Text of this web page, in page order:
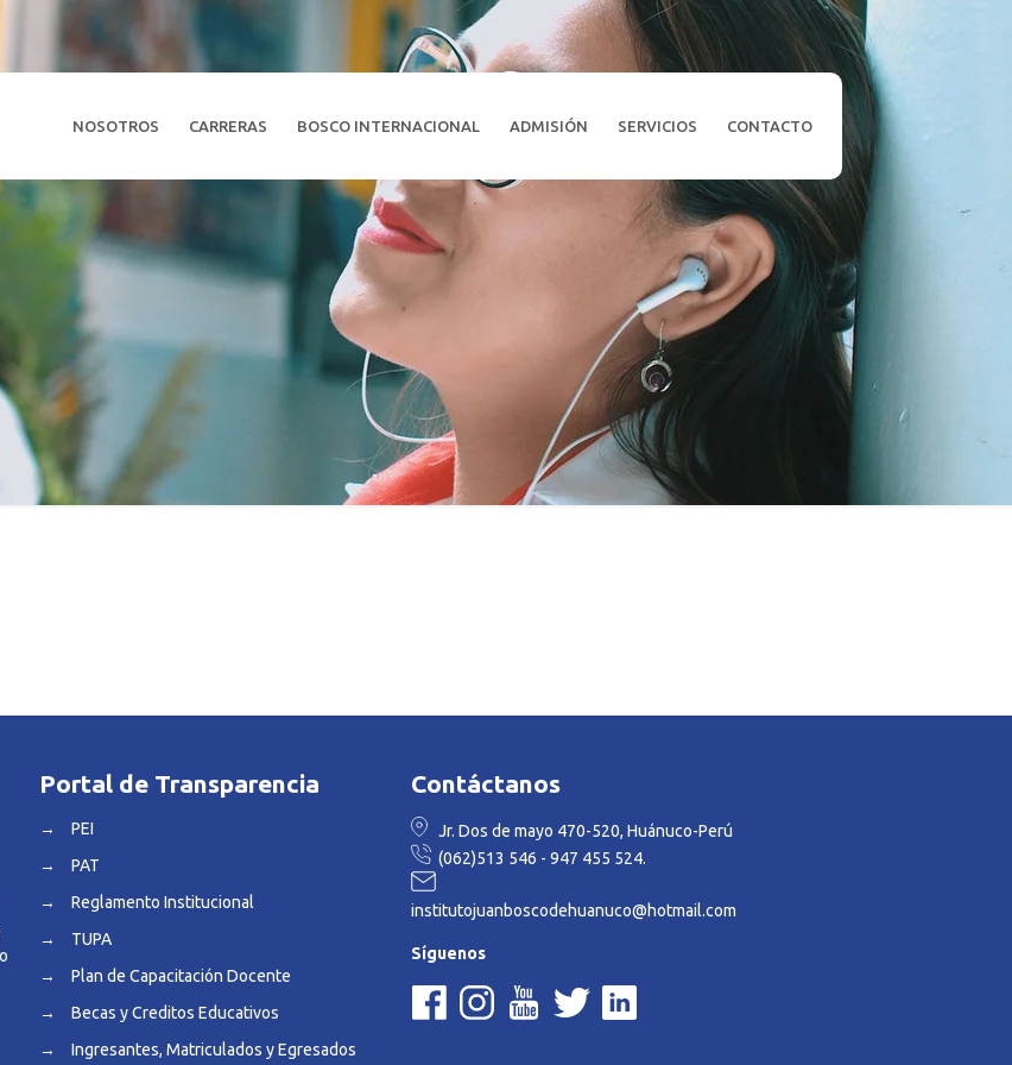
NOSOTROS CARRERAS BOSCO INTERNACIONAL ADMISIÓN SERVICIOS CONTACTO
Portal de Transparencia
→
PEI
→
PAT
→
Reglamento Institucional
→
TUPA
→
Plan de Capacitación Docente
→
Becas y Creditos Educativos
→
Ingresantes, Matriculados y Egresados
Contáctanos
Jr. Dos de mayo 470-520, Huánuco-Perú
(062)513 546 - 947 455 524.
institutojuanboscodehuanuco@hotmail.com
Síguenos